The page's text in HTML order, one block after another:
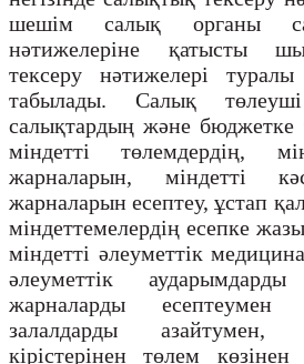
шешім салық органы
нәтижелеріне қатысты
тексеру нәтижелері
табылады. Салық
салықтардың және бюджетке
міндетті төлемдердің,
жарналарын, міндетті
жарналарын есептеу, ұстап
міндеттемелердің есепке
міндетті әлеуметтік
әлеуметтік
жарналарды
залалдарды азайтумен,
кірістерінен төлем